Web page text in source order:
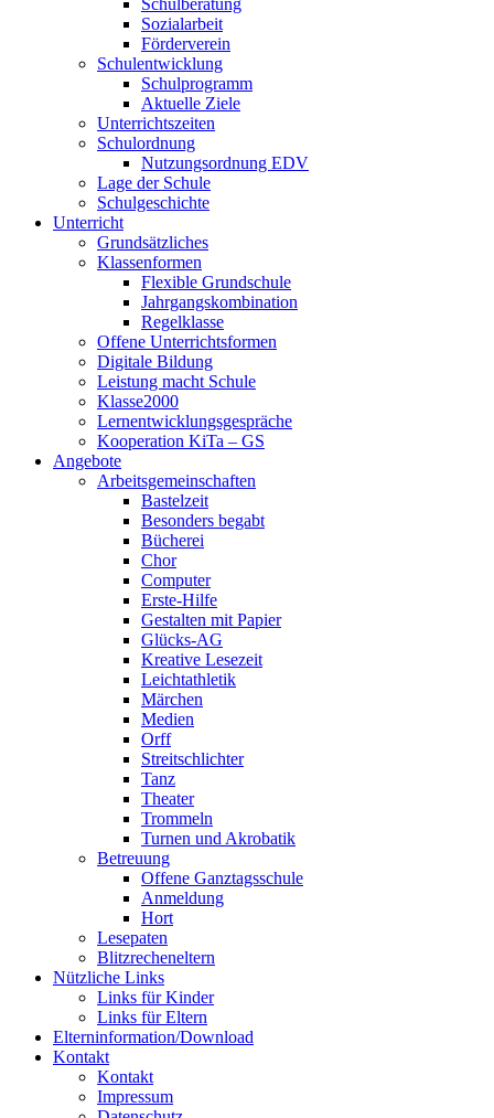
Schulberatung
Sozialarbeit
Förderverein
Schulentwicklung
Schulprogramm
Aktuelle Ziele
Unterrichtszeiten
Schulordnung
Nutzungsordnung EDV
Lage der Schule
Schulgeschichte
Unterricht
Grundsätzliches
Klassenformen
Flexible Grundschule
Jahrgangskombination
Regelklasse
Offene Unterrichtsformen
Digitale Bildung
Leistung macht Schule
Klasse2000
Lernentwicklungsgespräche
Kooperation KiTa – GS
Angebote
Arbeitsgemeinschaften
Bastelzeit
Besonders begabt
Bücherei
Chor
Computer
Erste-Hilfe
Gestalten mit Papier
Glücks-AG
Kreative Lesezeit
Leichtathletik
Märchen
Medien
Orff
Streitschlichter
Tanz
Theater
Trommeln
Turnen und Akrobatik
Betreuung
Offene Ganztagsschule
Anmeldung
Hort
Lesepaten
Blitzrecheneltern
Nützliche Links
Links für Kinder
Links für Eltern
Elterninformation/Download
Kontakt
Kontakt
Impressum